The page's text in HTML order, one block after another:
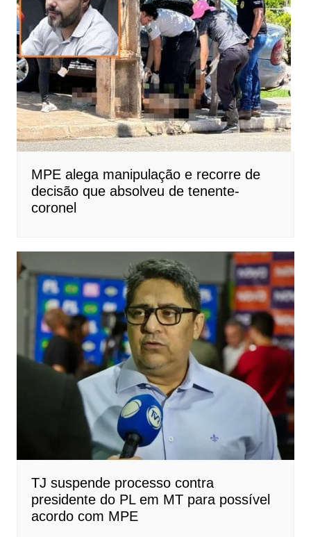
MPE alega manipulação e recorre de
decisão que absolveu de tenente-
coronel
TJ suspende processo contra
presidente do PL em MT para possível
acordo com MPE